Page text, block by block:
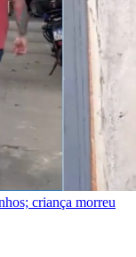
criança morreu